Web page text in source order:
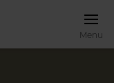
Menu